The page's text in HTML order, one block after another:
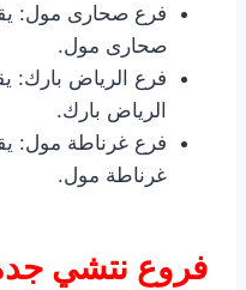
فرع صحارى مول:
صحارى مول.
فرع الرياض بارك:
الرياض بارك.
فرع غرناطة مول:
غرناطة مول.
فروع نتشي